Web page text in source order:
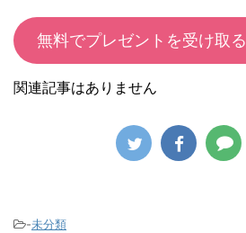
無料でプレゼントを受け取る
関連記事はありません
-未分類